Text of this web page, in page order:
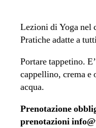
Lezioni di Yoga nel
Pratiche adatte a
Portare tappetino.
cappellino, crema
acqua.
Prenotazione
prenotazioni